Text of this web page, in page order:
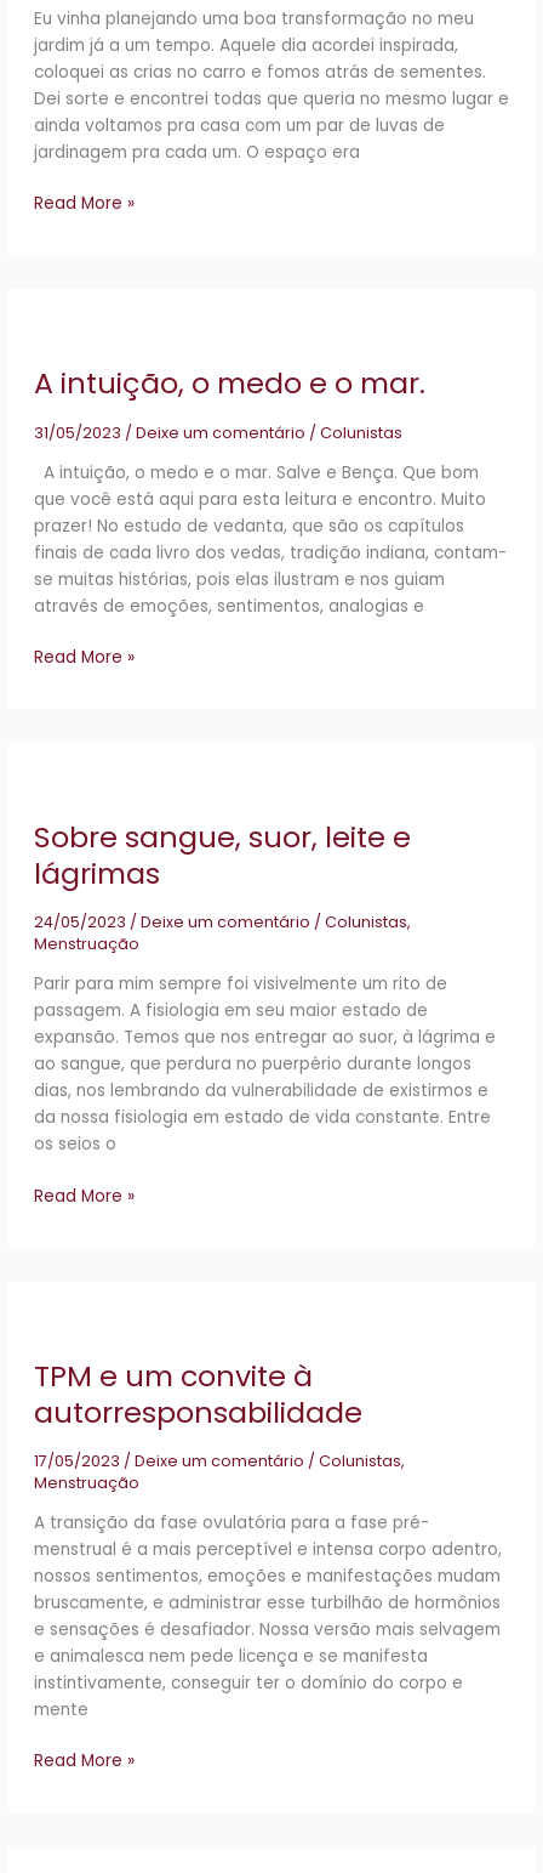
Eu vinha planejando uma boa transformação no meu
jardim já a um tempo. Aquele dia acordei inspirada,
coloquei as crias no carro e fomos atrás de sementes.
Dei sorte e encontrei todas que queria no mesmo lugar e
ainda voltamos pra casa com um par de luvas de
jardinagem pra cada um. O espaço era
Read More »
A intuição, o medo e o mar.
31/05/2023 / Deixe um comentário / Colunistas
A intuição, o medo e o mar. Salve e Bença. Que bom
que você está aqui para esta leitura e encontro. Muito
prazer! No estudo de vedanta, que são os capítulos
finais de cada livro dos vedas, tradição indiana, contam-
se muitas histórias, pois elas ilustram e nos guiam
através de emoções, sentimentos, analogias e
medo
o
mar.
Read More »
Sobre sangue, suor, leite e
lágrimas
24/05/2023 / Deixe um comentário / Colunistas,
Menstruação
Parir para mim sempre foi visivelmente um rito de
passagem. A fisiologia em seu maior estado de
expansão. Temos que nos entregar ao suor, à lágrima e
ao sangue, que perdura no puerpério durante longos
dias, nos lembrando da vulnerabilidade de existirmos e
da nossa fisiologia em estado de vida constante. Entre
os seios o
leite
e
lágrimas
Read More »
TPM e um convite à
autorresponsabilidade
17/05/2023 / Deixe um comentário / Colunistas,
Menstruação
A transição da fase ovulatória para a fase pré-
menstrual é a mais perceptível e intensa corpo adentro,
nossos sentimentos, emoções e manifestações mudam
bruscamente, e administrar esse turbilhão de hormônios
e sensações é desafiador. Nossa versão mais selvagem
e animalesca nem pede licença e se manifesta
instintivamente, conseguir ter o domínio do corpo e
mente
convite
autorresponsabilidade
Read More »